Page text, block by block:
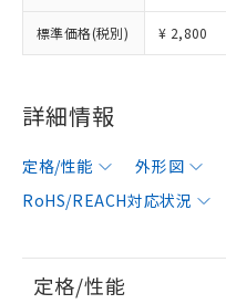
標準価格(税別) ¥ 2,800
詳細情報
定格/性能 外形図
RoHS/REACH対応状況
定格/性能